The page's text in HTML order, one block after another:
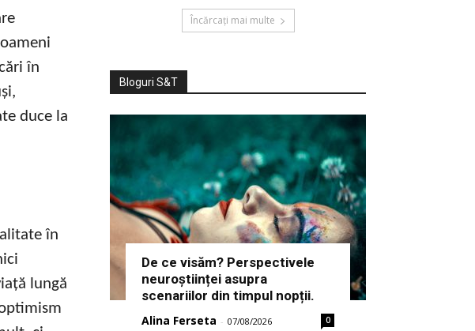
în
duce la
în
lungă
Încărcați mai multe
Bloguri S&T
De ce visăm? Perspectivele
neuroștiinței asupra
scenariilor din timpul nopții.
Alina Ferseta - 07/08/2026 0